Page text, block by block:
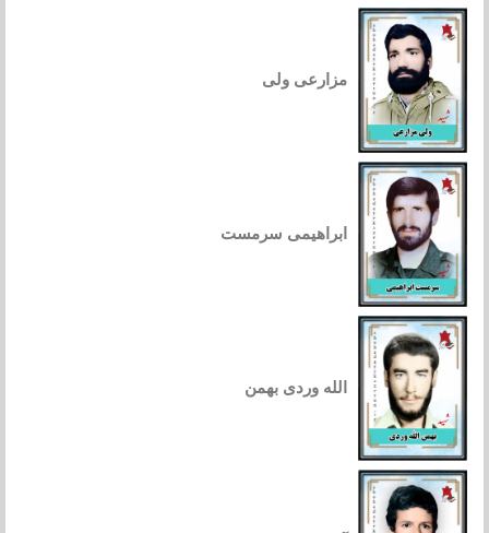
مزارعی ولی
ابراهیمی سرمست
الله وردی بهمن